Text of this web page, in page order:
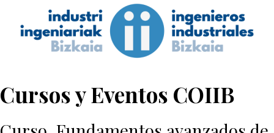
Cursos y Eventos COIIB
Ventanilla